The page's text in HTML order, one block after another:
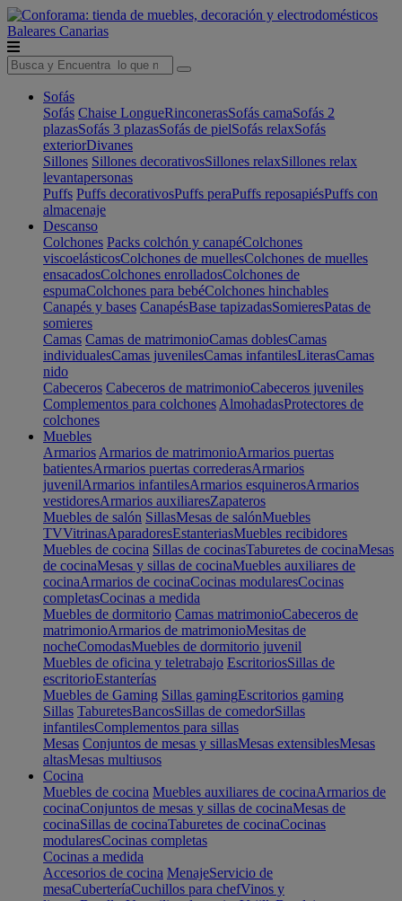
Baleares Canarias
Sofás
Sofás Chaise LongueRinconerasSofás camaSofás 2
plazasSofás 3 plazasSofás de pielSofás relaxSofás
exteriorDivanes
Sillones Sillones decorativosSillones relaxSillones relax
levantapersonas
Puffs Puffs decorativosPuffs peraPuffs reposapiésPuffs con
almacenaje
Descanso
Colchones Packs colchón y canapéColchones
viscoelásticosColchones de muellesColchones de muelles
ensacadosColchones enrolladosColchones de
espumaColchones para bebéColchones hinchables
Canapés y bases CanapésBase tapizadasSomieresPatas de
somieres
Camas Camas de matrimonioCamas doblesCamas
individualesCamas juvenilesCamas infantilesLiterasCamas
nido
Cabeceros Cabeceros de matrimonioCabeceros juveniles
Complementos para colchones AlmohadasProtectores de
colchones
Muebles
Armarios Armarios de matrimonioArmarios puertas
batientesArmarios puertas correderasArmarios
juvenilArmarios infantilesArmarios esquinerosArmarios
vestidoresArmarios auxiliaresZapateros
Muebles de salón SillasMesas de salónMuebles
TVVitrinasAparadoresEstanteriasMuebles recibidores
Muebles de cocina Sillas de cocinasTaburetes de cocinaMesas
de cocinaMesas y sillas de cocinaMuebles auxiliares de
cocinaArmarios de cocinaCocinas modularesCocinas
completasCocinas a medida
Muebles de dormitorio Camas matrimonioCabeceros de
matrimonioArmarios de matrimonioMesitas de
nocheComodasMuebles de dormitorio juvenil
Muebles de oficina y teletrabajo EscritoriosSillas de
escritorioEstanterías
Muebles de Gaming Sillas gamingEscritorios gaming
Sillas TaburetesBancosSillas de comedorSillas
infantilesComplementos para sillas
Mesas Conjuntos de mesas y sillasMesas extensiblesMesas
altasMesas multiusos
Cocina
Muebles de cocina Muebles auxiliares de cocinaArmarios de
cocinaConjuntos de mesas y sillas de cocinaMesas de
cocinaSillas de cocinaTaburetes de cocinaCocinas
modularesCocinas completas
Cocinas a medida
Accesorios de cocina MenajeServicio de
mesaCuberteríaCuchillos para chefVinos y